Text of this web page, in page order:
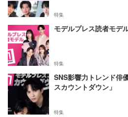
特集
モデルプレス読者モデ
特集
SNS影響力トレンド俳
スカウントダウン」
特集